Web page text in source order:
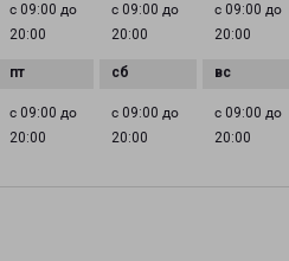
с 09:00 до
20:00
с 09:00 до
20:00
с 09:00 до
20:00
с 09:00 до
20:00
с 09:00 до
20:00
с 09:00 до
20:00